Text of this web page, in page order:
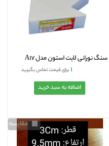
سنگ نورانی لایت استون مدل A17
۱برای قیمت تماس بگیرید
مقایسه